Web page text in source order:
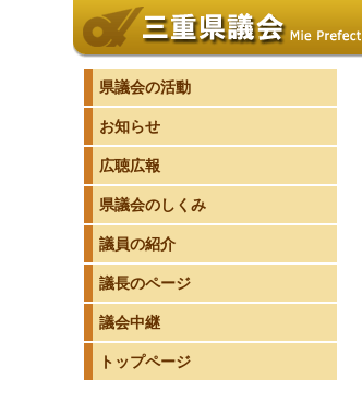
県議会の活動
お知らせ
広聴広報
県議会のしくみ
議員の紹介
議長のページ
議会中継
トップページ